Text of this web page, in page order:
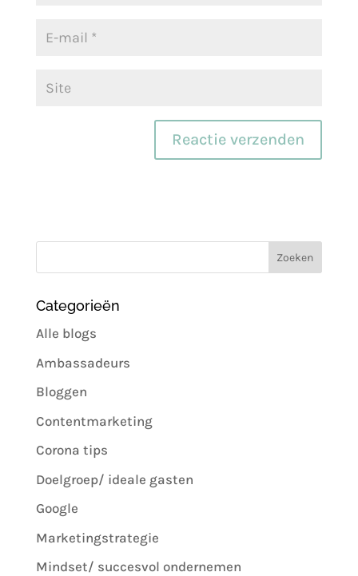
Categorieën
Alle blogs
Ambassadeurs
Bloggen
Contentmarketing
Corona tips
Doelgroep/ ideale gasten
Google
Marketingstrategie
Mindset/ succesvol ondernemen